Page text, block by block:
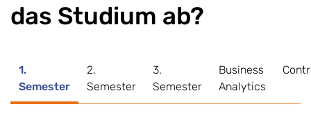
das Studium ab?
1.
Semester
2.
Semester
3.
Semester
Business
Analytics